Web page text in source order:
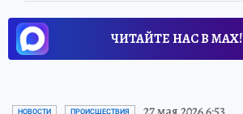
ЧИТАЙТЕ НАС В МАХ!
НОВОСТИ ПРОИСШЕСТВИЯ